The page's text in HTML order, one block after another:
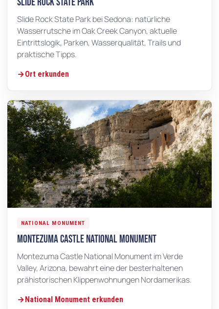
Slide Rock State Park bei Sedona: natürliche
Wasserrutsche im Oak Creek Canyon, aktuelle
Eintrittslogik, Parken, Wasserqualität, Trails und
praktische Tipps.
Ort erkunden
NATIONAL MONUMENT
Montezuma Castle National Monument
Montezuma Castle National Monument im Verde
Valley, Arizona, bewahrt eine der besterhaltenen
prähistorischen Klippenwohnungen Nordamerikas.
National Monument erkunden